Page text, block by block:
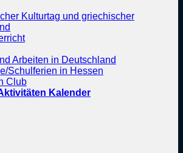
Kulturtag und griechischer
Arbeiten in Deutschland
Schulferien in Hessen
Club
Kalender